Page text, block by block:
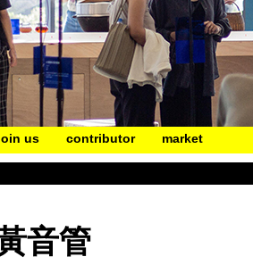
us contributor market
音管